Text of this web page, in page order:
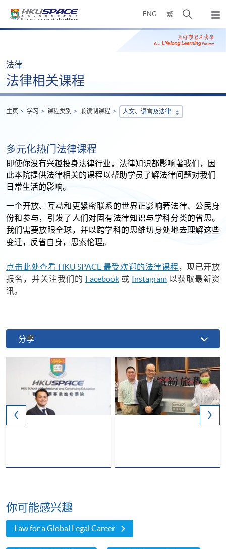
ENG 繁
开
搜
寻
弹
出
主
Main
法律
法律相关课程
主页 学习 课程类别 兼读制课程 人文、语言及法律
多元化热门法律课程
即使你没有兴趣投身法律行业，法律知识都影响著我们，因
此本院提供法律相关的课程以帮助学员了解法律问题对我们
日常生活的影响。
一个开放、互动和更紧密联系的世界正影响著法律、公民身
份和参与，引发了人们对固有法律知识与学科分类的省思。
我们需要放眼全球，并以跨学科的思维切身处地去理解这些
变迁，反省自身，思索伦理。
点击此处查看 HKU SPACE 最受欢迎的法律课程 ，现已开放
报名，并关注我们的 Facebook 或 Instagram 以获取最新资
讯。
分享
你可能感兴趣
Law for a Global Legal Career